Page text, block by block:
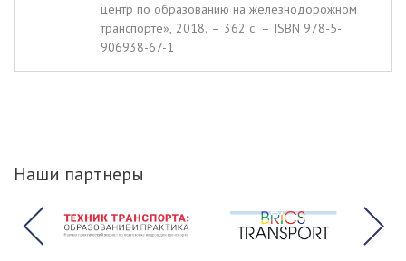
центр по образованию на железнодорожном
транспорте», 2018. – 362 c. – ISBN 978-5-
906938-67-1
Наши партнеры